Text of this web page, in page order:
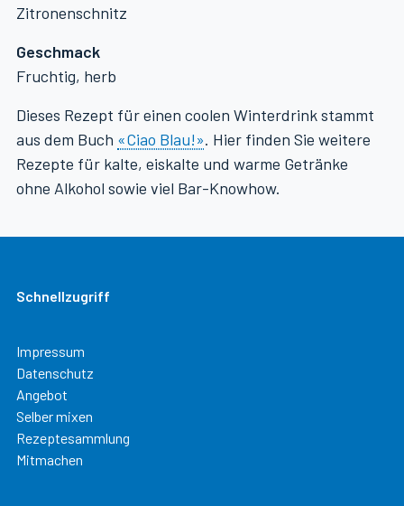
Zitronenschnitz
Geschmack
Fruchtig, herb
Dieses Rezept für einen coolen Winterdrink stammt
aus dem Buch «Ciao Blau!». Hier finden Sie weitere
Rezepte für kalte, eiskalte und warme Getränke
ohne Alkohol sowie viel Bar-Knowhow.
Schnellzugriff
Impressum
Datenschutz
Angebot
Selber mixen
Rezeptesammlung
Mitmachen